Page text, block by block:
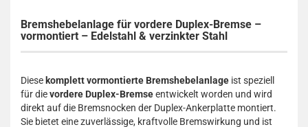
Bremshebelanlage für vordere Duplex-Bremse –
vormontiert – Edelstahl & verzinkter Stahl
Diese komplett vormontierte Bremshebelanlage ist speziell
für dievordere Duplex-Bremseentwickelt worden und wird
direkt auf die Bremsnocken der Duplex-Ankerplatte montiert.
Sie bietet eine zuverlässige, kraftvolle Bremswirkung und ist